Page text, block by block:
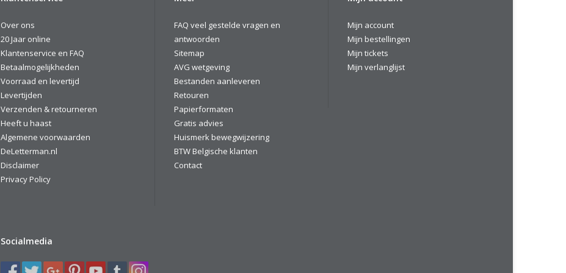
Over ons
20 Jaar online
Klantenservice en FAQ
Betaalmogelijkheden
Voorraad en levertijd
Levertijden
Verzenden & retourneren
Heeft u haast
Algemene voorwaarden
DeLetterman.nl
Disclaimer
Privacy Policy
FAQ veel gestelde vragen en
antwoorden
Sitemap
AVG wetgeving
Bestanden aanleveren
Retouren
Papierformaten
Gratis advies
Huismerk bewegwijzering
BTW Belgische klanten
Contact
Mijn account
Mijn bestellingen
Mijn tickets
Mijn verlanglijst
Socialmedia